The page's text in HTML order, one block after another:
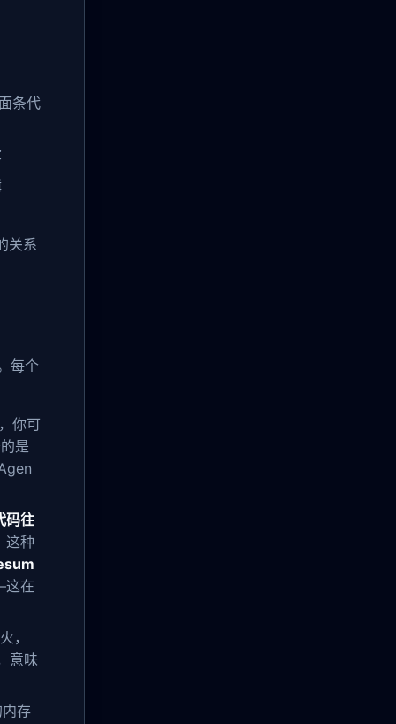
条代
关系
每个
你可
是
码往
这种
这在
，
意味
存